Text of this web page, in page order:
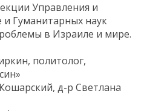
Управления и
и Гуманитарных наук
в Израиле и мире.
политолог,
д-р Светлана